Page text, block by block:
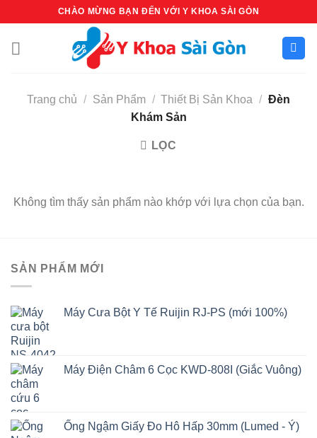
qua
nội
CHÀO MỪNG BẠN ĐẾN VỚI Y KHOA SÀI GÒN
Trang chủ / Sản Phẩm / Thiết Bị Sản Khoa / Đèn
Khám Sản
LỌC
Không tìm thấy sản phẩm nào khớp với lựa chọn của bạn.
SẢN PHẨM MỚI
Máy Cưa Bột Y Tế Ruijin RJ-PS (mới 100%)
Máy Điện Châm 6 Cọc KWD-808I (Giắc Vuông)
Ống Ngậm Giấy Đo Hô Hấp 30mm (Lumed - Ý)